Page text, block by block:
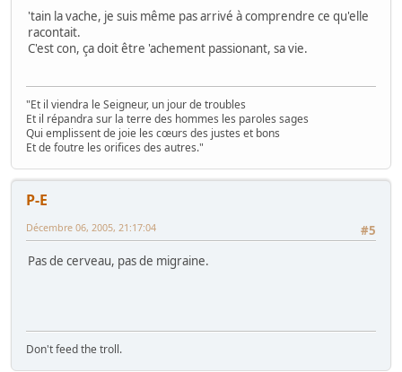
'tain la vache, je suis même pas arrivé à comprendre ce qu'elle
racontait.
C'est con, ça doit être 'achement passionant, sa vie.
"Et il viendra le Seigneur, un jour de troubles
Et il répandra sur la terre des hommes les paroles sages
Qui emplissent de joie les cœurs des justes et bons
Et de foutre les orifices des autres."
P-E
#5
Décembre 06, 2005, 21:17:04
Pas de cerveau, pas de migraine.
Don't feed the troll.